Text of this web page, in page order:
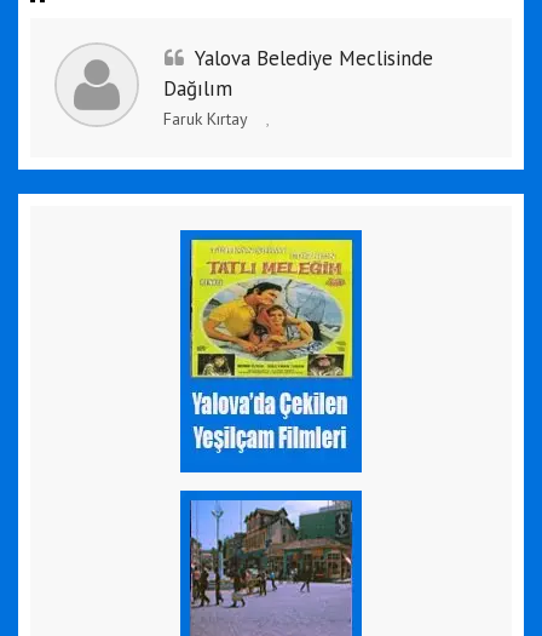
Yalova Belediye Meclisinde
Dağılım
Faruk Kırtay ,